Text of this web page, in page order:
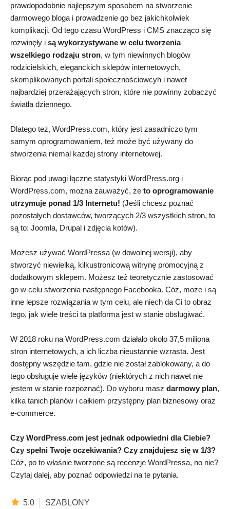
prawdopodobnie najlepszym sposobem na stworzenie
darmowego bloga i prowadzenie go bez jakichkolwiek
komplikacji. Od tego czasu WordPress i CMS znacząco się
rozwinęły i są wykorzystywane w celu tworzenia
wszelkiego rodzaju stron, w tym niewinnych blogów
rodzicielskich, eleganckich sklepów internetowych,
skomplikowanych portali społecznościowcyh i nawet
najbardziej przerażających stron, które nie powinny zobaczyć
światła dziennego.
Dlatego też, WordPress.com, który jest zasadniczo tym
samym oprogramowaniem, też może być używany do
stworzenia niemal każdej strony internetowej.
Biorąc pod uwagi łączne statystyki WordPress.org i
WordPress.com, można zauważyć, że to oprogramowanie
utrzymuje ponad 1/3 Internetu! (Jeśli chcesz poznać
pozostałych dostawców, tworzących 2/3 wszystkich stron, to
są to: Joomla, Drupal i zdjęcia kotów).
Możesz używać WordPressa (w dowolnej wersji), aby
stworzyć niewielką, kilkustronicową witrynę promocyjną z
dodatkowym sklepem. Możesz też teoretycznie zastosować
go w celu stworzenia następnego Facebooka. Cóż, może i są
inne lepsze rozwiązania w tym celu, ale niech da Ci to obraz
tego, jak wiele treści ta platforma jest w stanie obsługiwać.
W 2018 roku na WordPress.com działało około 37,5 miliona
stron internetowych, a ich liczba nieustannie wzrasta. Jest
dostępny wszędzie tam, gdzie nie został zablokowany, a do
tego obsługuje wiele języków (niektórych z nich nawet nie
jestem w stanie rozpoznać). Do wyboru masz darmowy plan,
kilka tanich planów i całkiem przystępny plan biznesowy oraz
e-commerce.
Czy WordPress.com jest jednak odpowiedni dla Ciebie?
Czy spełni Twoje oczekiwania? Czy znajdujesz się w 1/3?
Cóż, po to właśnie tworzone są recenzje WordPressa, no nie?
Czytaj dalej, aby poznać odpowiedzi na te pytania.
5.0 SZABLONY